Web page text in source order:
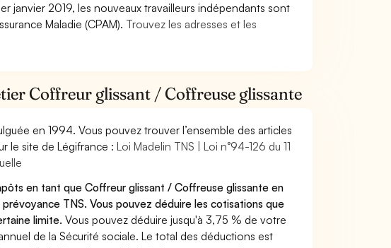
janvier 2019, les nouveaux travailleurs indépendants sont
Maladie (CPAM). Trouvez les adresses et les
Coffreur glissant / Coffreuse glissante
en 1994. Vous pouvez trouver l’ensemble des articles
le site de Légifrance :Loi Madelin TNS | Loi n°94-126 du 11
en tant que Coffreur glissant / Coffreuse glissante en
TNS. Vous pouvez déduire les cotisations que
limite.Vous pouvez déduire jusqu'à 3,75 % de votre
de la Sécurité sociale. Le total des déductions est